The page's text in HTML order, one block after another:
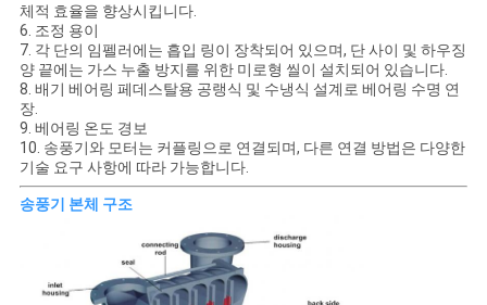
사
이
트
맵
PRIVACY
체적 효율을 향상시킵니다.
6. 조정 용이
7. 각 단의 임펠러에는 흡입 링이 장착되어 있으며, 단 사이 및 하우징
양 끝에는 가스 누출 방지를 위한 미로형 씰이 설치되어 있습니다.
8. 배기 베어링 페데스탈용 공랭식 및 수냉식 설계로 베어링 수명 연
장.
9. 베어링 온도 경보
10. 송풍기와 모터는 커플링으로 연결되며, 다른 연결 방법은 다양한
기술 요구 사항에 따라 가능합니다.
송풍기 본체 구조